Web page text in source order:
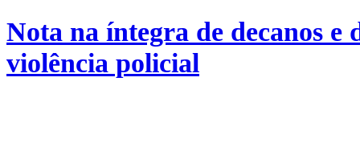
Nota na íntegra de decanos e
violência policial